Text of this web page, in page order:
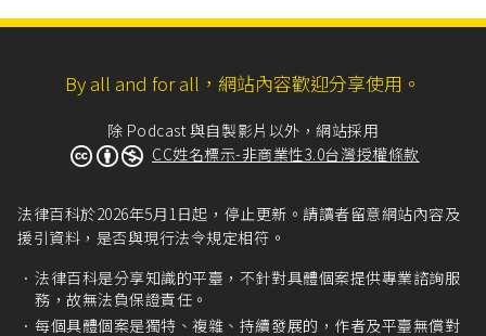
臺北市民間動物收容處所設置許可及補助辦法第7
十日內完成審查；必要時，得延長三十日。」
：「申請核發設置許可案件經審查通過者，由
動保處核發設置許可，有效期限為三年。」
條第1項：「取得設置許可者，應於有效期限內依
設置許可內容完成設置，並通知動保處勘驗，經
動保處勘驗核可，核准登記並發給收容處所登記
證書（以下簡稱登記證書）後，始得營運。」
蘋果新聞網（2020），《
一間合法》。
By all and for all，網站內容歡迎分享使用。
除 Podcast 與自製影片以外，網站採用
CC姓名標示-非商業性3.0台灣授權條款
法律百科於2026年5月1日起，停止更新。請讀者留意網站內容及
援引資料，是否與現行法令規定相符。
法律百科是分享知識的平臺，不針對具體個案提供專業諮詢服
務，故無法負保證責任。
每個具體個案是獨特、複雜、持續發展的，作者及平臺無償對